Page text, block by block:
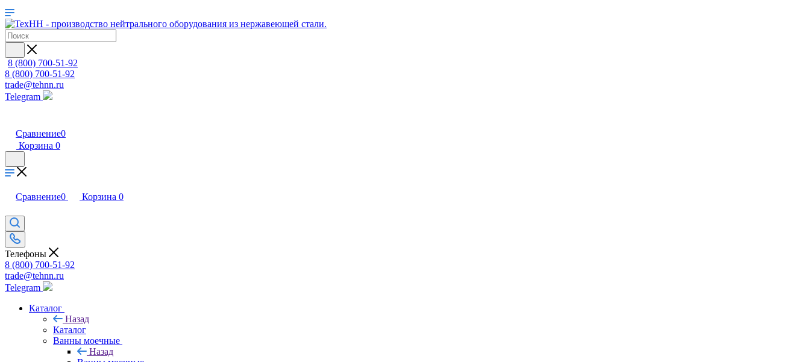
8 (800) 700-51-92
8 (800) 700-51-92
trade@tehnn.ru
Telegram
Сравнение0
Корзина 0
Сравнение0 Корзина 0
Телефоны
8 (800) 700-51-92
trade@tehnn.ru
Telegram
Каталог
Назад
Каталог
Ванны моечные
Назад